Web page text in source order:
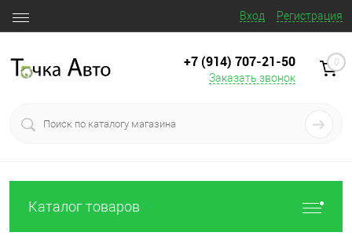
Вход Регистрация
+7 (914) 707‒21‒50
Заказать звонок
0
Каталог товаров